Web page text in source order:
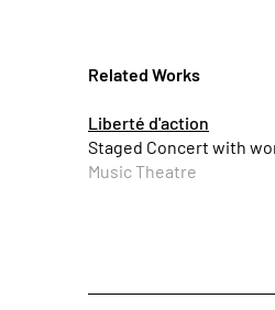
Related Works
Liberté d'action
Staged Concert with
Music Theatre